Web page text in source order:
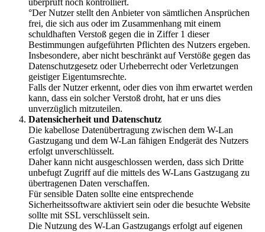
überprüft noch kontrolliert.
°Der Nutzer stellt den Anbieter von sämtlichen Ansprüchen
frei, die sich aus oder im Zusammenhang mit einem
schuldhaften Verstoß gegen die in Ziffer 1 dieser
Bestimmungen aufgeführten Pflichten des Nutzers ergeben.
Insbesondere, aber nicht beschränkt auf Verstöße gegen das
Datenschutzgesetz oder Urheberrecht oder Verletzungen
geistiger Eigentumsrechte.
Falls der Nutzer erkennt, oder dies von ihm erwartet werden
kann, dass ein solcher Verstoß droht, hat er uns dies
unverzüglich mitzuteilen.
Datensicherheit und Datenschutz
Die kabellose Datenübertragung zwischen dem W-Lan
Gastzugang und dem W-Lan fähigen Endgerät des Nutzers
erfolgt unverschlüsselt.
Daher kann nicht ausgeschlossen werden, dass sich Dritte
unbefugt Zugriff auf die mittels des W-Lans Gastzugang zu
übertragenen Daten verschaffen.
Für sensible Daten sollte eine entsprechende
Sicherheitssoftware aktiviert sein oder die besuchte Website
sollte mit SSL verschlüsselt sein.
Die Nutzung des W-Lan Gastzugangs erfolgt auf eigenen